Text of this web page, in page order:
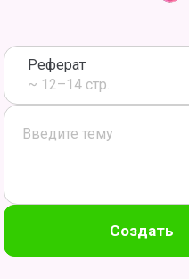
Реферат
~ 12–14 стр.
Создать